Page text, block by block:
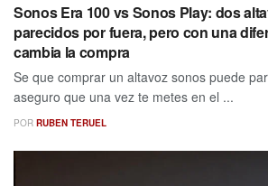
Sonos Era 100 vs Sonos Play: dos
parecidos por fuera, pero con una
cambia la compra
Se que comprar un altavoz sonos puede
aseguro que una vez te metes en el ...
POR RUBEN TERUEL